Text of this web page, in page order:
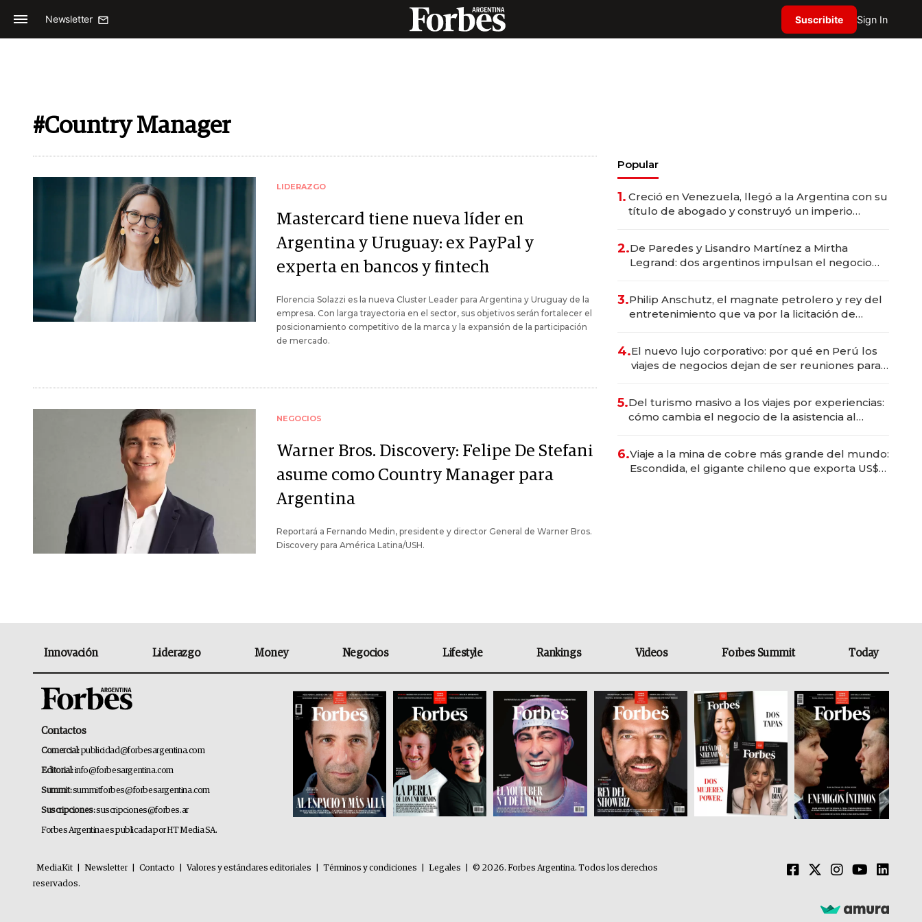
Newsletter Suscribite Sign In
#Country Manager
LIDERAZGO
Mastercard tiene nueva líder en
Argentina y Uruguay: ex PayPal y
experta en bancos y fintech
Florencia Solazzi es la nueva Cluster Leader para Argentina y Uruguay de la
empresa. Con larga trayectoria en el sector, sus objetivos serán fortalecer el
posicionamiento competitivo de la marca y la expansión de la participación
de mercado.
NEGOCIOS
Warner Bros. Discovery: Felipe De Stefani
asume como Country Manager para
Argentina
Reportará a Fernando Medin, presidente y director General de Warner Bros.
Discovery para América Latina/USH.
Popular
1. Creció en Venezuela, llegó a la Argentina con su
título de abogado y construyó un imperio
2.De Paredes y Lisandro Martínez a Mirtha
Legrand: dos argentinos impulsan el negocio
3.Philip Anschutz, el magnate petrolero y rey del
entretenimiento que va por la licitación de
4.El nuevo lujo corporativo: por qué en Perú los
viajes de negocios dejan de ser reuniones para
5.Del turismo masivo a los viajes por experiencias:
cómo cambia el negocio de la asistencia al
6.Viaje a la mina de cobre más grande del mundo:
Escondida, el gigante chileno que exporta US$
Innovación Liderazgo Money Negocios Lifestyle Rankings Videos Forbes Summit Today
Contactos
Comercial:publicidad@forbesargentina.com
Editorial:info@forbesargentina.com
Summit:summitforbes@forbesargentina.com
Suscripciones:suscripciones@forbes.ar
Forbes Argentina es publicada por HT Media SA.
MediaKit Newsletter Contacto Valores y estándares editoriales Términos y condiciones Legales
© 2026. Forbes Argentina. Todos los derechos
reservados.